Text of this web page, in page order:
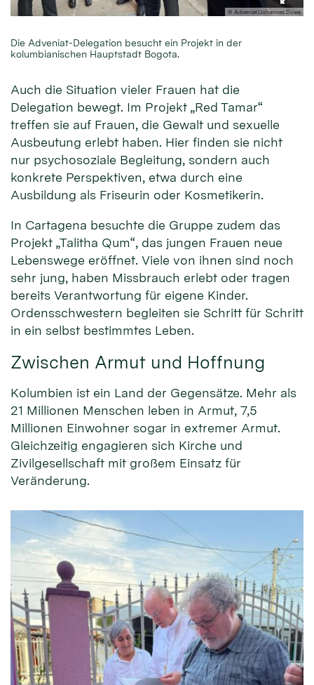
© Adveniat/Johannes Duwe
Die Adveniat-Delegation besucht ein Projekt in der
kolumbianischen Hauptstadt Bogota.
Auch die Situation vieler Frauen hat die
Delegation bewegt. Im Projekt „Red Tamar“
treffen sie auf Frauen, die Gewalt und sexuelle
Ausbeutung erlebt haben. Hier finden sie nicht
nur psychosoziale Begleitung, sondern auch
konkrete Perspektiven, etwa durch eine
Ausbildung als Friseurin oder Kosmetikerin.
In Cartagena besuchte die Gruppe zudem das
Projekt „Talitha Qum“, das jungen Frauen neue
Lebenswege eröffnet. Viele von ihnen sind noch
sehr jung, haben Missbrauch erlebt oder tragen
bereits Verantwortung für eigene Kinder.
Ordensschwestern begleiten sie Schritt für Schritt
in ein selbst bestimmtes Leben.
Zwischen Armut und Hoffnung
Kolumbien ist ein Land der Gegensätze. Mehr als
21 Millionen Menschen leben in Armut, 7,5
Millionen Einwohner sogar in extremer Armut.
Gleichzeitig engagieren sich Kirche und
Zivilgesellschaft mit großem Einsatz für
Veränderung.